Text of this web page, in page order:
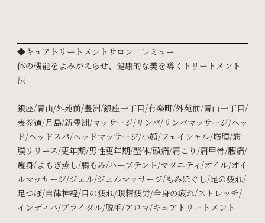
◆キュアトリートメントサロン レミュー
体の機能をよみがえらせ、健康的な美を導くトリートメント
法
銀座/青山/外苑前/豊洲/銀座一丁目/有楽町/外苑前/青山一丁目/
表参道/月島/新豊洲/マッサージ/リンパ/リンパマッサージ/ヘッ
ド/ヘッドスパ/ヘッドマッサージ/小顔/フェイシャル/筋膜/筋
膜リリース/更年期/男性更年期/整体/頭痛/肩こり/肩甲骨/腰痛/
痩身/よもぎ蒸し/腸もみ/ハーブテント/マタニティ/オイル/オイ
ルマッサージ/ジェル/ジェルマッサージ/もみほぐし/足の疲れ/
足つぼ/自律神経/目の疲れ/眼精疲労/全身の疲れ/ストレッチ/
インディバ/ブライダル/脱毛/アロマ/キュアトリートメント